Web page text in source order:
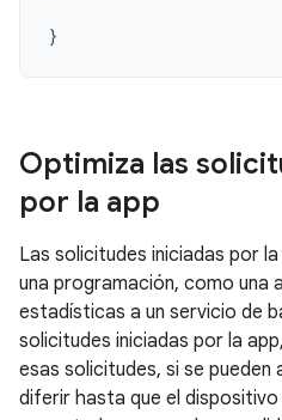
}
Optimiza las
por la app
Las solicitudes iniciadas por
una programación, como una
estadísticas a un servicio de
solicitudes iniciadas por la
esas solicitudes, si se pueden
diferir hasta que el